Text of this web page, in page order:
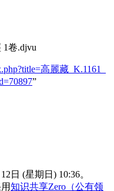
卷.djvu
高麗藏_K.1161_
”
日 (星期日) 10:36。
知识共享Zero（公有领